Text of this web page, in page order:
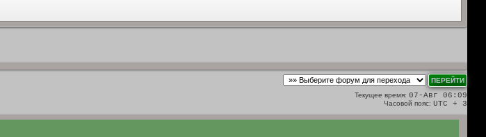
Текущее время: 07-Авг 06:09
Часовой пояс: UTC + 3